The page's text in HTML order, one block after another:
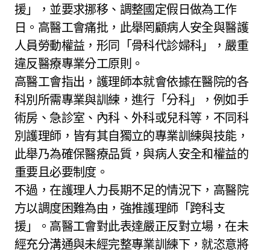
援」，並要求挪移、調整國定假日做為工作
日。高醫工會痛批，此舉罔顧病人安全與醫護
人員勞動權益，形同「骨科代診婦科」，嚴重
違反醫療專業分工原則。
高醫工會指出，護理師本就會依據在醫院的各
科別所需專業與訓練，進行「分科」，例如手
術房、急診室、內科、外科或兒科等，不同科
別護理師，皆有其自獨立的專業訓練與技能，
此舉乃為確保醫療品質，與病人安全和權益的
重要且必要制度。
不過，在護理人力長期不足的情況下，高醫院
方以調度困難為由，強推護理師「跨科支
援」。高醫工會對此表達嚴正反對立場，在未
經充分溝通與未經完整專業訓練下，就恣意將